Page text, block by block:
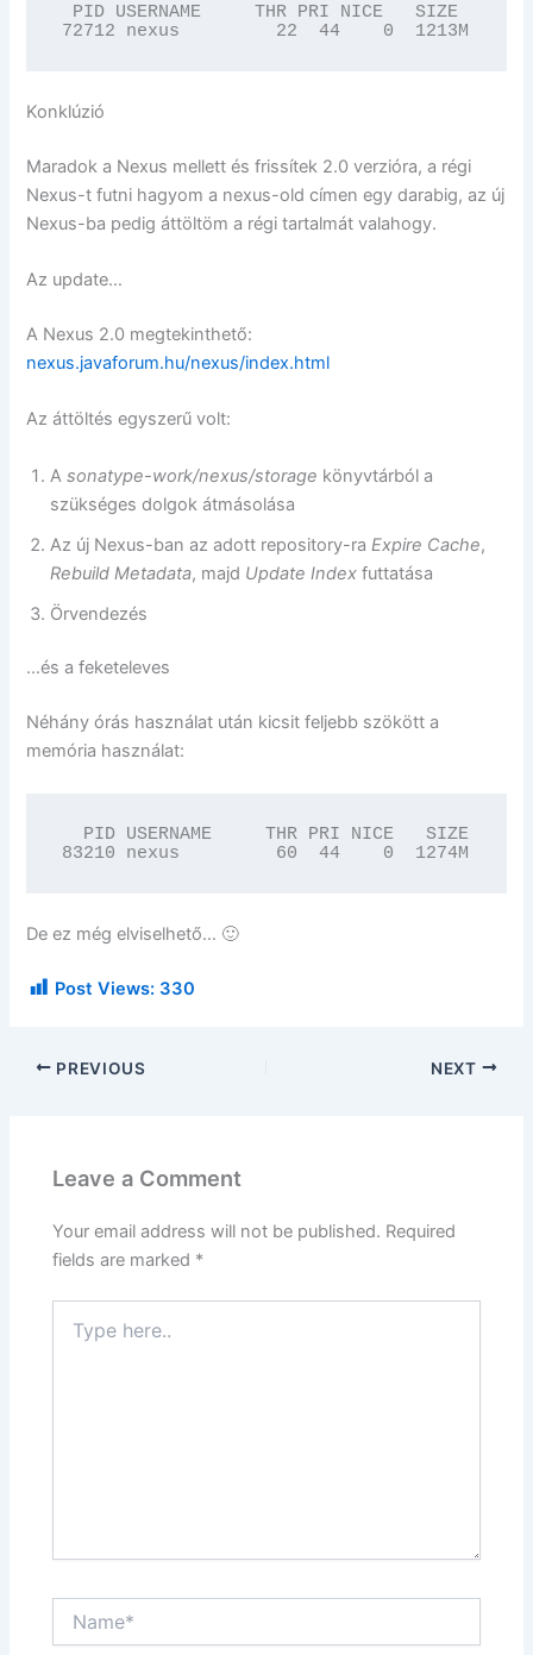
PID USERNAME     THR PRI NICE   SIZE    RES
72712 nexus         22  44    0  1213M
Konklúzió
Maradok a Nexus mellett és frissítek 2.0 verzióra, a régi
Nexus-t futni hagyom a nexus-old címen egy darabig, az új
Nexus-ba pedig áttöltöm a régi tartalmát valahogy.
Az update…
A Nexus 2.0 megtekinthető:
nexus.javaforum.hu/nexus/index.html
Az áttöltés egyszerű volt:
Asonatype-work/nexus/storage könyvtárból a
szükséges dolgok átmásolása
Az új Nexus-ban az adott repository-ra Expire Cache,
Rebuild Metadata, majd Update Index futtatása
Örvendezés
…és a feketeleves
Néhány órás használat után kicsit feljebb szökött a
memória használat:
PID USERNAME     THR PRI NICE   SIZE
83210 nexus         60  44    0  1274M
De ez még elviselhető… 🙂
Post Views: 330
PREVIOUS NEXT
Leave a Comment
Your email address will not be published. Required
fields are marked *
here..